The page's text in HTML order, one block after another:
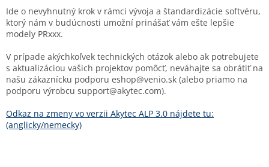
Ide o nevyhnutný krok v rámci vývoja a štandardizácie softvéru,
ktorý nám v budúcnosti umožní prinášať vám ešte lepšie
modely PRxxx.
V prípade akýchkoľvek technických otázok alebo ak potrebujete
s aktualizáciou vašich projektov pomôcť, neváhajte sa obrátiť na
našu zákaznícku podporu eshop@venio.sk (alebo priamo na
podporu výrobcu support@akytec.com).
Odkaz na zmeny vo verzii Akytec ALP 3.0 nájdete tu:
(anglicky/nemecky)